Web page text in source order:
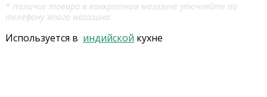
* Наличие товара в конкретном магазине уточняйте по
телефону этого магазина.
Используется в индийской кухне